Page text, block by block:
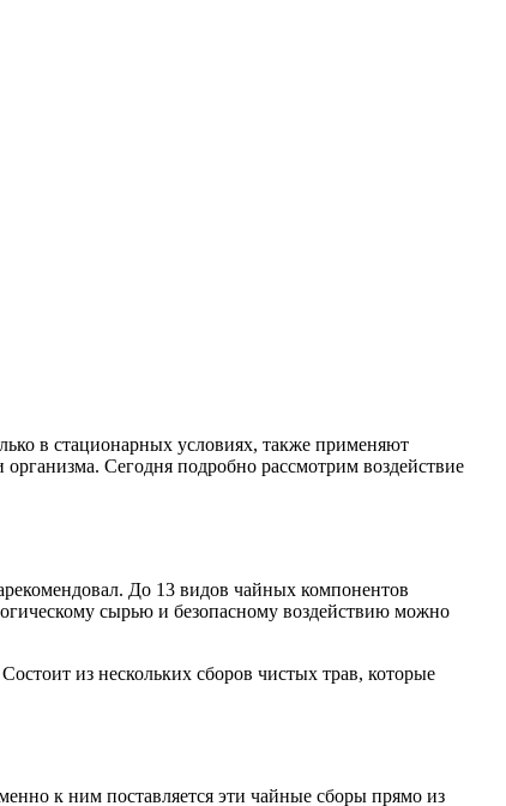
в стационарных условиях, также применяют
Сегодня подробно рассмотрим воздействие
До 13 видов чайных компонентов
сырью и безопасному воздействию можно
из нескольких сборов чистых трав, которые
к ним поставляется эти чайные сборы прямо из